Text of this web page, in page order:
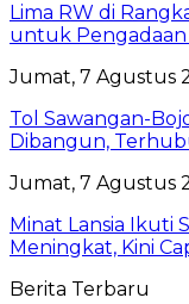
Lima RW di
untuk
Jumat, 7 Agustus
Tol Sawangan-
Dibangun,
Jumat, 7 Agustus
Minat Lansia Ikuti
Meningkat, Kini
Berita Terbaru